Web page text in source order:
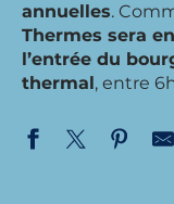
annuelles.
Thermes sera
l’entrée du
thermal, entre